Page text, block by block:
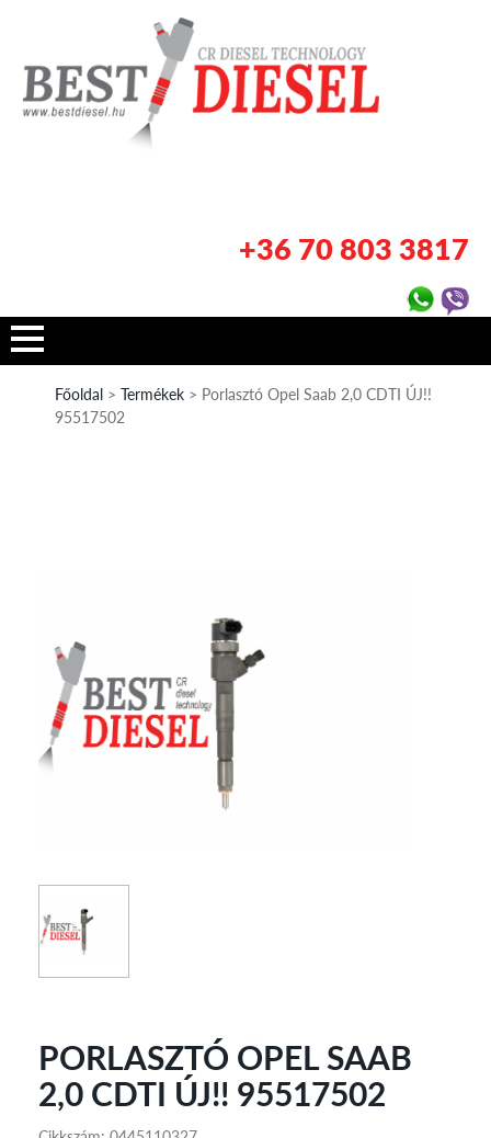
+36 70 803 3817
Főoldal > Termékek > Porlasztó Opel Saab 2,0 CDTI ÚJ!!
95517502
PORLASZTÓ OPEL SAAB
2,0 CDTI ÚJ!! 95517502